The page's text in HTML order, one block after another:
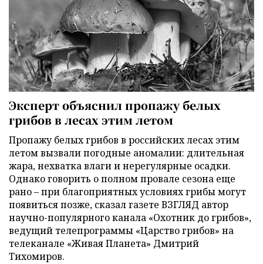
Эксперт объяснил пропажу белых
грибов в лесах этим летом
Пропажу белых грибов в российских лесах этим
летом вызвали погодные аномалии: длительная
жара, нехватка влаги и нерегулярные осадки.
Однако говорить о полном провале сезона еще
рано – при благоприятных условиях грибы могут
появиться позже, сказал газете ВЗГЛЯД автор
научно-популярного канала «Охотник до грибов»,
ведущий телепрограммы «Царство грибов» на
телеканале «Живая Планета» Дмитрий
Тихомиров.